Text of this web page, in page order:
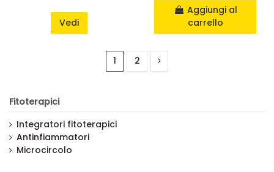
Vedi
Aggiungi al
carrello
1 2
Fitoterapici
Integratori fitoterapici
Antinfiammatori
Microcircolo